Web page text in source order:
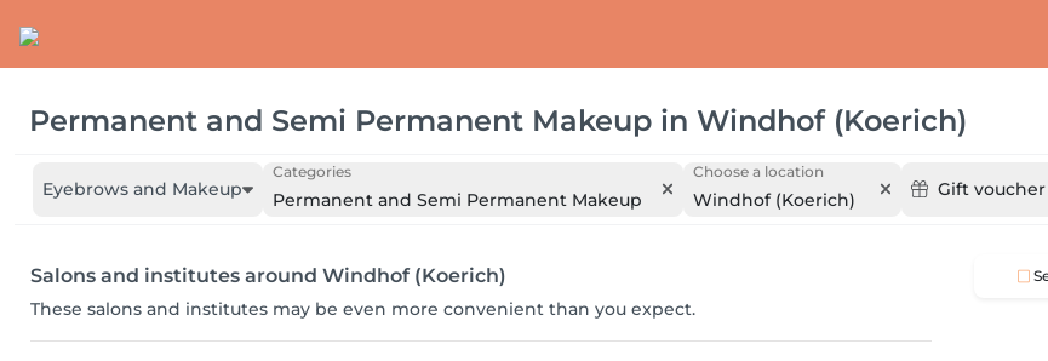
Permanent and Semi Permanent Makeup in Windhof (Koerich)
Eyebrows and Makeup
Categories
Permanent and Semi Permanent Makeup
Choose a location
Windhof (Koerich) Gift voucher
Salons and institutes around Windhof (Koerich)
These salons and institutes may be even more convenient than you expect.